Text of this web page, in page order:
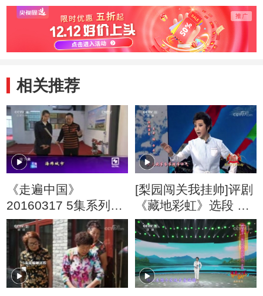
相关推荐
《走遍中国》
20160317 5集系列片
《我的城市我的家》
（4）：海绵城市
[梨园闯关我挂帅]评剧
《藏地彩虹》选段 演
唱：王平 卞玲玉